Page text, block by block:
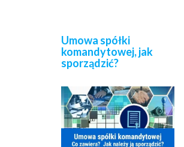
Umowa spółki
komandytowej, jak
sporządzić?